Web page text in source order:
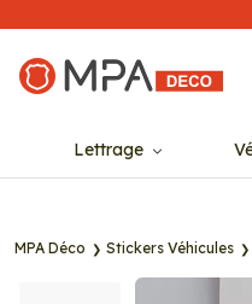
Lettrage
MPA Déco Stickers Véhicules